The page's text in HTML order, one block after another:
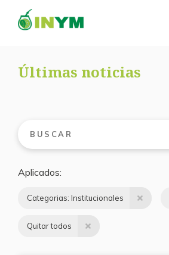
Últimas noticias
Aplicados
Categorias: Institucionales
Quitar todos